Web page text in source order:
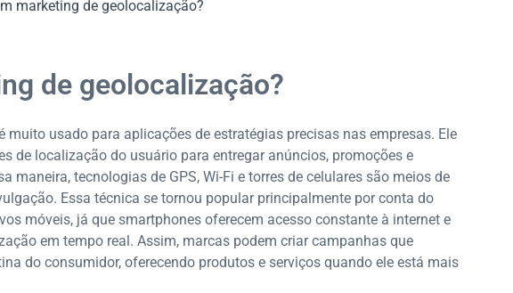
marketing de geolocalização?
de geolocalização?
muito usado para aplicações de estratégias precisas nas empresas. Ele
de localização do usuário para entregar anúncios, promoções e
maneira, tecnologias de GPS, Wi-Fi e torres de celulares são meios de
Essa técnica se tornou popular principalmente por conta do
móveis, já que smartphones oferecem acesso constante à internet e
em tempo real. Assim, marcas podem criar campanhas que
do consumidor, oferecendo produtos e serviços quando ele está mais